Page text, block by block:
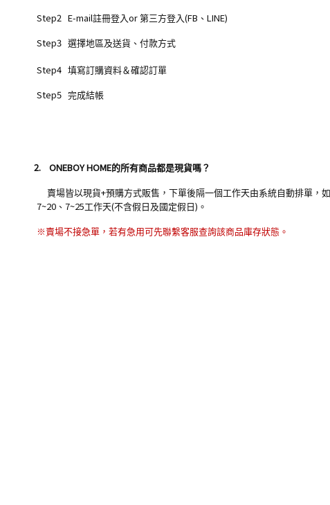
Step2 E-mail註冊登入or 第三方登入(FB 、 LINE)
Step3 選擇地區及送貨、付款方式
Step4 填寫訂購資料＆確認訂單
Step5 完成結帳
2. ONEBOY HOME的所有商品都是現貨嗎？
賣場皆以現貨+預購方式販售，下單後隔一個工作天由系統自動排單，
7~20 、 7~25工作天(不含假日及國定假日 ) 。
※賣場不接急單，若有急用可先聯繫客服查詢該商品庫存狀態。